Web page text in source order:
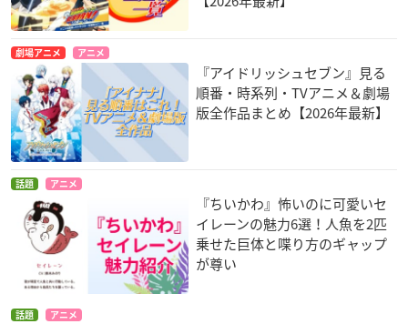
劇場アニメ アニメ
『アイドリッシュセブン』見る
順番・時系列・TVアニメ＆劇場
版全作品まとめ【2026年最新】
話題 アニメ
『ちいかわ』怖いのに可愛いセ
イレーンの魅力6選！人魚を2匹
乗せた巨体と喋り方のギャップ
が尊い
話題 アニメ